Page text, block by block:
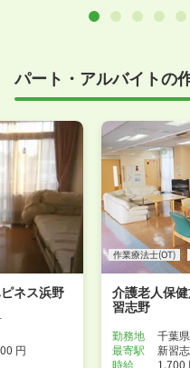
パート・アルバイトの
ネス浜野
円
作業療法士(OT)
介護老人保
習志野
勤務地
千葉
最寄駅
新習
時給
1,700